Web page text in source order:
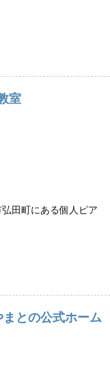
室
田町にある個人ピア
との公式ホーム